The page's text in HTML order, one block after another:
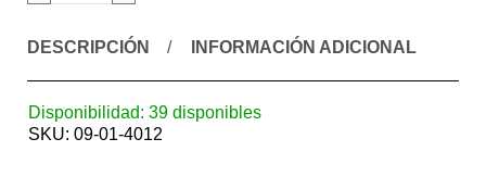
DESCRIPCIÓN INFORMACIÓN ADICIONAL
Disponibilidad: 39 disponibles
SKU: 09-01-4012